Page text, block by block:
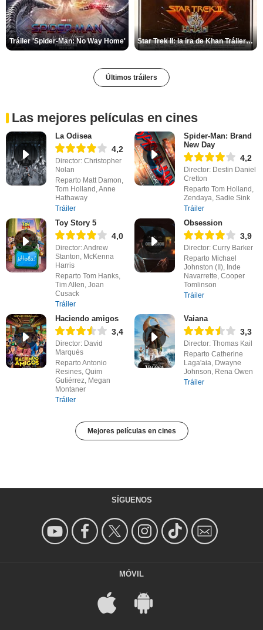
Tráiler 'Spider-Man: No Way Home' Star Trek II: la ira de Khan Tráiler VO
Últimos tráilers
Las mejores películas en cines
La Odisea
4,2
Director: Christopher
Nolan
Reparto Matt Damon,
Tom Holland, Anne
Hathaway
Tráiler
Spider-Man: Brand
New Day
4,2
Director: Destin Daniel
Cretton
Reparto Tom Holland,
Zendaya, Sadie Sink
Tráiler
Toy Story 5
4,0
Director: Andrew
Stanton, McKenna
Harris
Reparto Tom Hanks,
Tim Allen, Joan
Cusack
Tráiler
Obsession
3,9
Director: Curry Barker
Reparto Michael
Johnston (II), Inde
Navarrette, Cooper
Tomlinson
Tráiler
Haciendo amigos
3,4
Director: David
Marqués
Reparto Antonio
Resines, Quim
Gutiérrez, Megan
Montaner
Tráiler
Vaiana
3,3
Director: Thomas Kail
Reparto Catherine
Laga'aia, Dwayne
Johnson, Rena Owen
Tráiler
Mejores películas en cines
SÍGUENOS
MÓVIL